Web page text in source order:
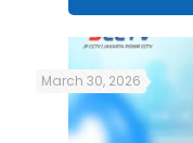
March 30, 2026